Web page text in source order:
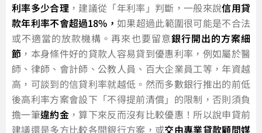
利率多少合理 ，建議從「年利率」判斷，一般來說信用貸
款年利率不會超過18%，如果超過此範圍很可能是不合法
或不適當的放款機構。再來也要留意銀行開出的方案細
節 ，本身條件好的貸款人容易貸到優惠利率，例如屬於醫
師、律師、會計師、公教人員、百大企業員工等，年資越
高，可談到的信貸利率就越低。然而多數銀行推出的前低
後高利率方案會設下「不得提前清償」的限制，否則須負
擔一筆違約金 ，算下來反而沒有比較優惠！所以說申貸前
建議還是多方比較各間銀行方案，或交由專業貸款顧問媒